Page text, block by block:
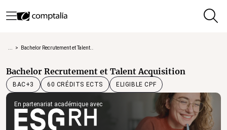
> Bachelor Recrutement et Talent...
Bachelor Recrutement et Talent Acquisition
BAC+3 60 CRÉDITS ECTS ELIGIBLE CPF
En partenariat académique avec